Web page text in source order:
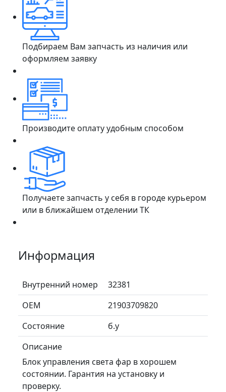
Подбираем Вам запчасть из наличия или
оформляем заявку
Производите оплату удобным способом
Получаете запчасть у себя в городе курьером
или в ближайшем отделении ТК
Информация
Внутренний номер
32381
ОЕМ
21903709820
Состояние
б.у
Описание
Блок управления света фар в хорошем
состоянии. Гарантия на установку и
проверку.